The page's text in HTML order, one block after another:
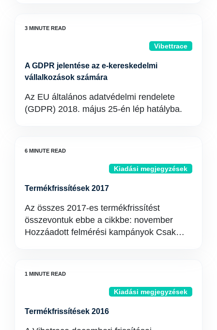
Vibettrace
A GDPR jelentése az e-kereskedelmi
vállalkozások számára
Az EU általános adatvédelmi rendelete
(GDPR) 2018. május 25-én lép hatályba.
Kiadási megjegyzések
Termékfrissítések 2017
Az összes 2017-es termékfrissítést
összevontuk ebbe a cikkbe: november
Hozzáadott felmérési kampányok Csak…
Kiadási megjegyzések
Termékfrissítések 2016